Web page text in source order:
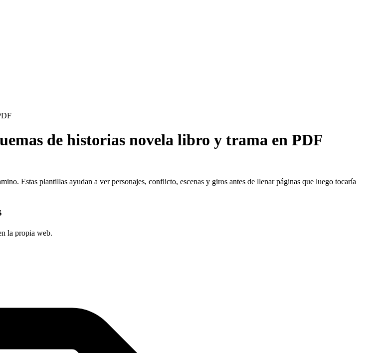
de historias novela libro y trama en PDF
Estas plantillas ayudan a ver personajes, conflicto, escenas y giros antes de llenar páginas que luego tocaría
la propia web.